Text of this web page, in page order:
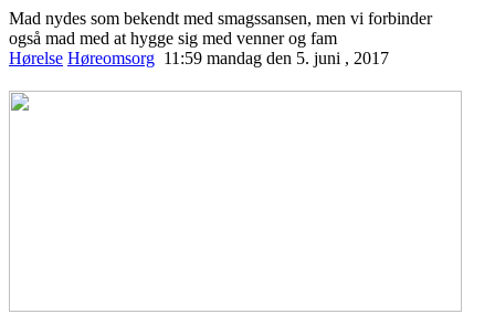
Mad nydes som bekendt med smagssansen, men vi forbinder
også mad med at hygge sig med venner og fam
Hørelse Høreomsorg 11:59 mandag den 5. juni , 2017